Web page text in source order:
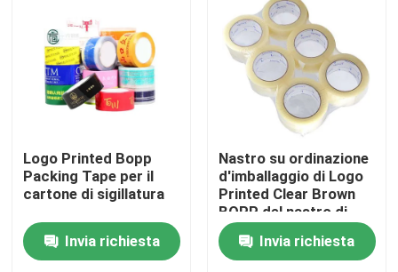
Casa
Prodotti
Logo Printed Bopp
Packing Tape per il
cartone di sigillatura
Invia richiesta
Nastro su ordinazione
d'imballaggio di Logo
Printed Clear Brown
BOPP del nastro di
sigillamento BOPP del
cartoneInvia richiesta